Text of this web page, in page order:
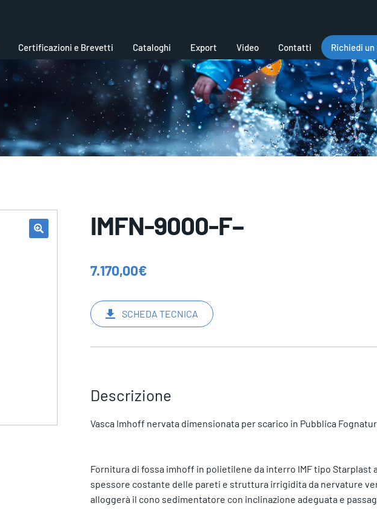
Certificazioni e Brevetti Cataloghi Export Video Contatti Richiedi
IMFN-9000-F–
7.170,00€
SCHEDA TECNICA
Descrizione
Vasca Imhoff nervata dimensionata per scarico in Pubblica
Fornitura di fossa imhoff in polietilene da interro IMF tipo Starplast
spessore costante delle pareti e struttura irrigidita da nervature
alloggerà il cono sedimentatore con inclinazione adeguata e